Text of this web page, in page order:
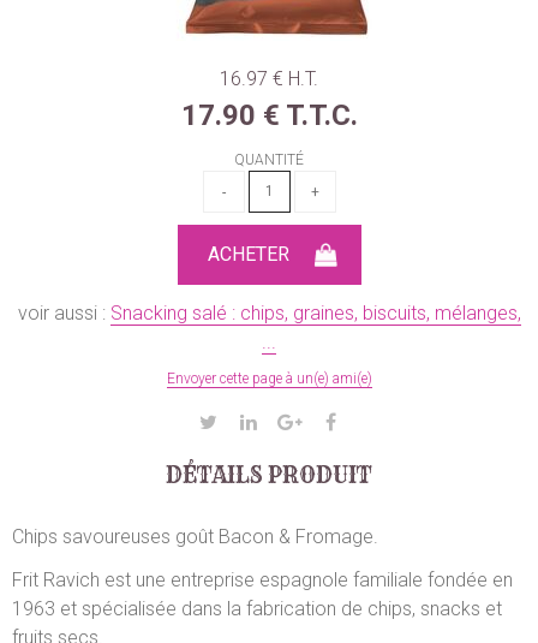
16.97 € H.T.
17.90 € T.T.C.
QUANTITÉ
voir aussi : Snacking salé : chips, graines, biscuits, mélanges,
...
Envoyer cette page à un(e) ami(e)
DÉTAILS PRODUIT
Chips savoureuses goût Bacon & Fromage.
Frit Ravich est une entreprise espagnole familiale fondée en
1963 et spécialisée dans la fabrication de chips, snacks et
fruits secs.